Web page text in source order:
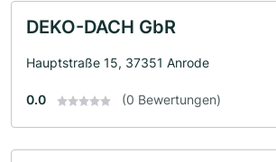
DEKO-DACH GbR
Hauptstraße 15, 37351 Anrode
0.0 (0 Bewertungen)